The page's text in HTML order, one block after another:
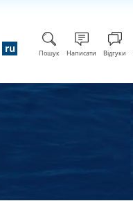
Пошук Написати Відгуки